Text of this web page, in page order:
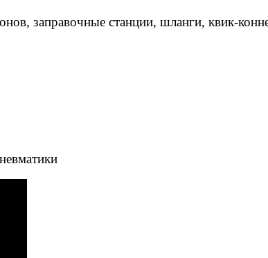
заправочные станции, шланги, квик-